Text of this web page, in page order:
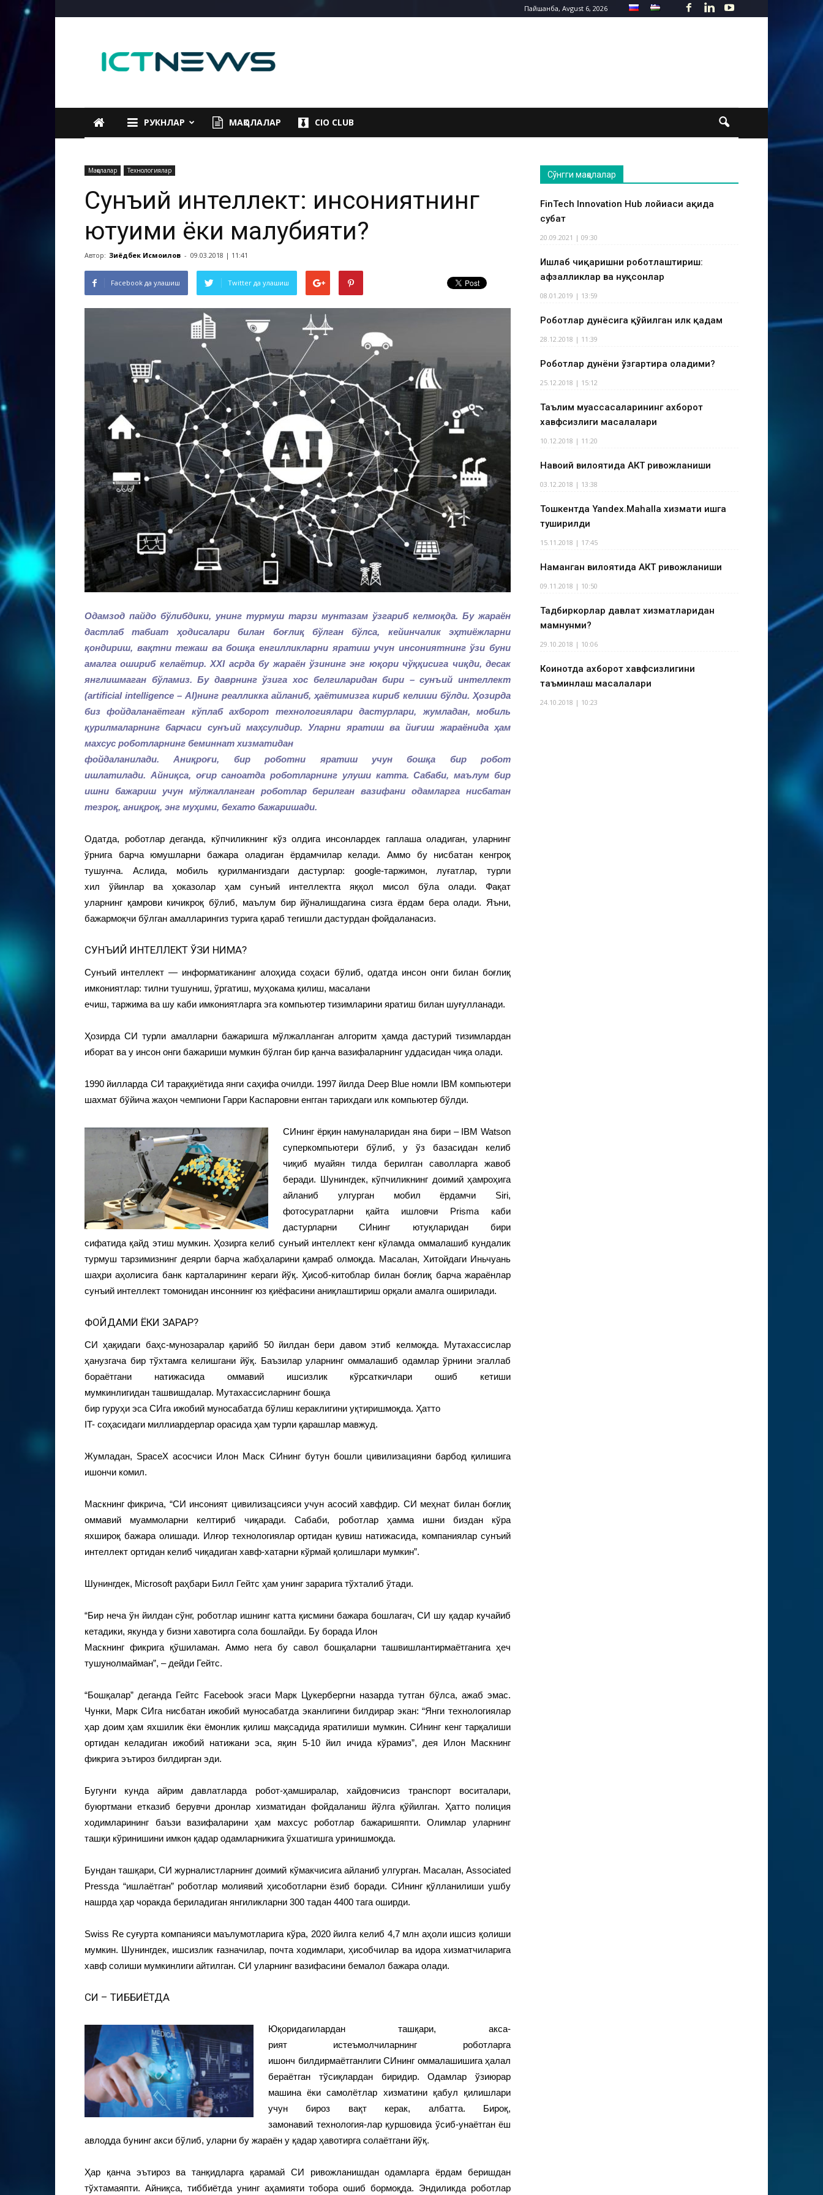
Пайшанба, Avgust 6, 2026
РУКНЛАР МАҚОЛАЛАР CIO CLUB
Мақолалар Технологиялар
Сунъий интеллект: инсониятнинг
ютуғими ёки мағлубияти?
Автор: Зиёдбек Исмоилов - 09.03.2018 | 11:41
Facebook да улашиш Twitter да улашиш
Одамзод пайдо бўлибдики, унинг турмуш тарзи мунтазам ўзгариб келмоқда. Бу жараён
дастлаб табиат ҳодисалари билан боғлиқ бўлган бўлса, кейинчалик эҳтиёжларни
қондириш, вақтни тежаш ва бошқа енгилликларни яратиш учун инсониятнинг ўзи буни
амалга ошириб келаётир. XXI асрда бу жараён ўзининг энг юқори чўққисига чиқди, десак
янглишмаган бўламиз. Бу даврнинг ўзига хос белгиларидан бири – сунъий интеллект
(artificial intelligence – AI)нинг реалликка айланиб, ҳаётимизгакириб келиши бўлди. Ҳозирда
биз фойдаланаётган кўплаб ахборот технологияларидастурлари, жумладан, мобиль
қурилмаларнинг барчаси сунъий маҳсулидир. Уларни яратиш ва йиғиш жараёнида ҳам
махсус роботларнинг беминнат хизматидан
фойдаланилади. Аниқроғи, бир роботни яратиш учун бошқа бир робот
ишлатилади. Айниқса, оғир саноатда роботларнинг улуши катта. Сабаби, маълум бир
ишни бажариш учун мўлжалланган роботлар берилган вазифани одамларга нисбатан
тезроқ, аниқроқ, энг муҳими, бехато бажаришади.
Одатда, роботлар деганда, кўпчиликнинг кўз олдига инсонлардек гаплаша оладиган, уларнинг
ўрнига барча юмушларни бажара оладиган ёрдамчилар келади. Аммо бу нисбатан кенгроқ
тушунча. Аслида, мобиль қурилмангиздаги дастурлар: google-таржимон, луғатлар, турли
хил ўйинлар ва ҳоказолар ҳам сунъий интеллектга яққол мисол бўла олади. Фақат
уларнинг қамрови кичикроқ бўлиб, маълум бир йўналишдагина сизга ёрдам бера олади. Яъни,
бажармоқчи бўлган амалларингиз турига қараб тегишли дастурдан фойдаланасиз.
СУНЪИЙ ИНТЕЛЛЕКТ ЎЗИ НИМА?
Сунъий интеллект — информатиканинг алоҳида соҳаси бўлиб, одатда инсон онги билан боғлиқ
имкониятлар: тилни тушуниш, ўргатиш, муҳокама қилиш, масалани
ечиш, таржима ва шу каби имкониятларга эга компьютер тизимларини яратиш билан шуғулланади.
Ҳозирда СИ турли амалларни бажаришга мўлжалланган алгоритм ҳамда дастурий тизимлардан
иборат ва у инсон онги бажариши мумкин бўлган бир қанча вазифаларнинг уддасидан чиқа олади.
1990 йилларда СИ тараққиётида янги саҳифа очилди. 1997 йилда Deep Blue номли IBM компьютери
шахмат бўйича жаҳон чемпиони Гарри Каспаровни енгган тарихдаги илк компьютер бўлди.
СИнинг ёрқин намуналаридан яна бири – IBM Watson
суперкомпьютери бўлиб, у ўз базасидан келиб
чиқиб муайян тилда берилган саволларга жавоб
беради. Шунингдек, кўпчиликнинг доимий ҳамроҳига
айланиб улгурган мобил ёрдамчи Siri,
фотосуратларни қайта ишловчи Prisma каби
дастурларни СИнинг ютуқларидан бири
сифатида қайд этиш мумкин. Ҳозирга келиб сунъий интеллект кенг кўламда оммалашиб кундалик
турмуш тарзимизнинг деярли барча жабҳаларини қамраб олмоқда. Масалан, Хитойдаги Иньчуань
шаҳри аҳолисига банк карталарининг кераги йўқ. Ҳисоб-китоблар билан боғлиқ барча жараёнлар
сунъий интеллект томонидан инсоннинг юз қиёфасини аниқлаштириш орқали амалга оширилади.
ФОЙДАМИ ЁКИ ЗАРАР?
СИ ҳақидаги баҳс-мунозаралар қарийб 50 йилдан бери давом этиб келмоқда. Мутахассислар
ҳанузгача бир тўхтамга келишгани йўқ. Баъзилар уларнинг оммалашиб одамлар ўрнини эгаллаб
бораётгани натижасида оммавий ишсизлик кўрсаткичлари ошиб кетиши
мумкинлигидан ташвишдалар. Мутахассисларнинг бошқа
бир гуруҳи эса СИга ижобий муносабатда бўлиш кераклигини уқтиришмоқда. Ҳатто
IT- соҳасидаги миллиардерлар орасида ҳам турли қарашлар мавжуд.
Жумладан, SpaceX асосчиси Илон Маск СИнинг бутун бошли цивилизацияни барбод қилишига
ишончи комил.
Маскнинг фикрича, “СИ инсоният цивилизацсияси учун асосий хавфдир. СИ меҳнат билан боғлиқ
оммавий муаммоларни келтириб чиқаради. Сабаби, роботлар ҳамма ишни биздан кўра
яхшироқ бажара олишади. Илғор технологиялар ортидан қувиш натижасида, компаниялар сунъий
интеллект ортидан келиб чиқадиган хавф-хатарни кўрмай қолишлари мумкин”.
Шунингдек, Microsoft раҳбари Билл Гейтс ҳам унинг зарарига тўхталиб ўтади.
“Бир неча ўн йилдан сўнг, роботлар ишнинг катта қисмини бажара бошлагач, СИ шу қадар кучайиб
кетадики, якунда у бизни хавотирга сола бошлайди. Бу борада Илон
Маскнинг фикрига қўшиламан. Аммо нега бу савол бошқаларни ташвишлантирмаётганига ҳеч
тушунолмайман”, – дейди Гейтс.
“Бошқалар” деганда Гейтс Facebook эгаси Марк Цукербергни назарда тутган бўлса, ажаб эмас.
Чунки, Марк СИга нисбатан ижобий муносабатда эканлигини билдирар экан: “Янги технологиялар
ҳар доим ҳам яхшилик ёки ёмонлик қилиш мақсадида яратилиши мумкин. СИнинг кенг тарқалиши
ортидан келадиган ижобий натижани эса, яқин 5-10 йил ичида кўрамиз”, дея Илон Маскнинг
фикрига эътироз билдирган эди.
Бугунги кунда айрим давлатларда робот-ҳамширалар, хайдовчисиз транспорт воситалари,
буюртмани етказиб берувчи дронлар хизматидан фойдаланиш йўлга қўйилган. Ҳатто полиция
ходимларининг баъзи вазифаларини ҳам махсус роботлар бажаришяпти. Олимлар уларнинг
ташқи кўринишини имкон қадар одамларникига ўхшатишга уринишмоқда.
Бундан ташқари, СИ журналистларнинг доимий кўмакчисига айланиб улгурган. Масалан, Associated
Pressда “ишлаётган” роботлар молиявий ҳисоботларни ёзиб боради. СИнинг қўлланилиши ушбу
нашрда ҳар чоракда бериладиган янгиликларни 300 тадан 4400 тага оширди.
Swiss Re суғурта компанияси маълумотларига кўра, 2020 йилга келиб 4,7 млн аҳоли ишсиз қолиши
мумкин. Шунингдек, ишсизлик ғазначилар, почта ходимлари, ҳисобчилар ва идора хизматчиларига
хавф солиши мумкинлиги айтилган. СИ уларнинг вазифасини бемалол бажара олади.
СИ – ТИББИЁТДА
Юқоридагилардан ташқари, акса-
рият истеъмолчиларнинг роботларга
ишонч билдирмаётганлиги СИнинг оммалашишига ҳалал
бераётган тўсиқлардан биридир. Одамлар ўзиюрар
машина ёки самолётлар хизматини қабул қилишлари
учун бироз вақт керак, албатта. Бироқ,
замонавий технология-лар қуршовида ўсиб-унаётган ёш
авлодда бунинг акси бўлиб, уларни бу жараён у қадар ҳавотирга солаётгани йўқ.
Ҳар қанча эътироз ва танқидларга қарамай СИ ривожланишдан одамларга ёрдам беришдан
тўхтамаяпти. Айниқса, тиббиётда унинг аҳамияти тобора ошиб бормоқда. Эндиликда роботлар
Сўнгги мақолалар
FinTech Innovation Hub лойиҳаси ҳақида
суҳбат
20.09.2021 | 09:30
Ишлаб чиқаришни роботлаштириш:
афзалликлар ва нуқсонлар
08.01.2019 | 13:59
Роботлар дунёсига қўйилган илк қадам
28.12.2018 | 11:39
Роботлар дунёни ўзгартира оладими?
25.12.2018 | 15:12
Таълим муассасаларининг ахборот
хавфсизлиги масалалари
10.12.2018 | 11:20
Навоий вилоятида АКТ ривожланиши
03.12.2018 | 13:38
Тошкентда Yandex.Mahalla хизмати ишга
туширилди
15.11.2018 | 17:45
Наманган вилоятида АКТ ривожланиши
09.11.2018 | 10:50
Тадбиркорлар давлат хизматларидан
мамнунми?
29.10.2018 | 10:06
Коинотда ахборот хавфсизлигини
таъминлаш масалалари
24.10.2018 | 10:23